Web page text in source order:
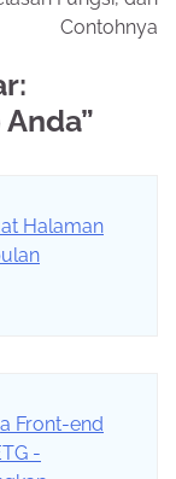
Contohnya
”
Halaman
Front-end
-